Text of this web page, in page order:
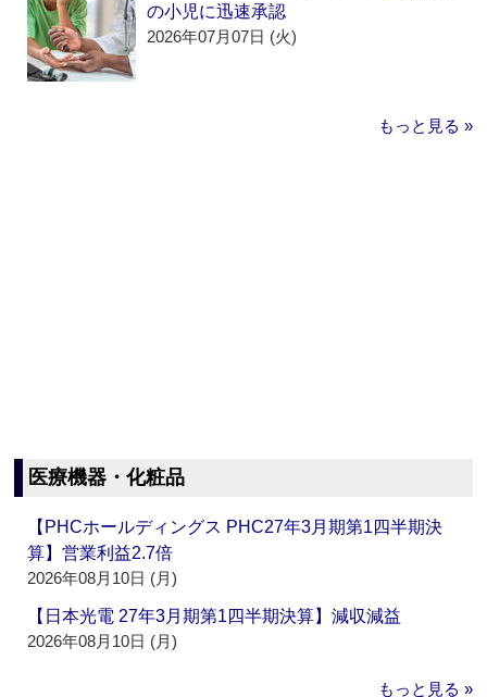
の小児に迅速承認
2026年07月07日 (火)
もっと見る »
医療機器・化粧品
【PHCホールディングス PHC27年3月期第1四半期決
算】営業利益2.7倍
2026年08月10日 (月)
【日本光電 27年3月期第1四半期決算】減収減益
2026年08月10日 (月)
もっと見る »